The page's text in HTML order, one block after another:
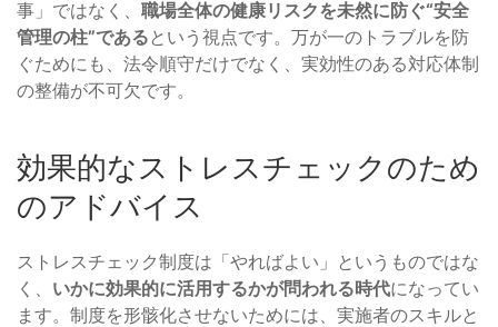
事」ではなく、 職場全体の健康リスクを未然に防ぐ“安全
管理の柱”である という視点です。万が一のトラブルを防
ぐためにも、法令順守だけでなく、実効性のある対応体制
の整備が不可欠です。
効果的なストレスチェックのため
のアドバイス
ストレスチェック制度は「やればよい」というものではな
く、 いかに効果的に活用するかが問われる時代になってい
ます。制度を形骸化させないためには、実施者のスキルと